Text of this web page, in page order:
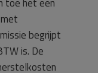
begrijpt
is. De